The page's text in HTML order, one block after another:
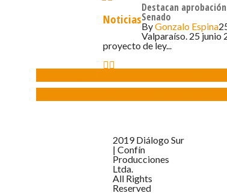
Noticias
Destacan
Senado
ByGonzalo Espina
Valparaíso. 25 junio
proyecto de ley...
2019 Diálogo Sur
| Confín
Producciones
Ltda.
All Rights
Reserved